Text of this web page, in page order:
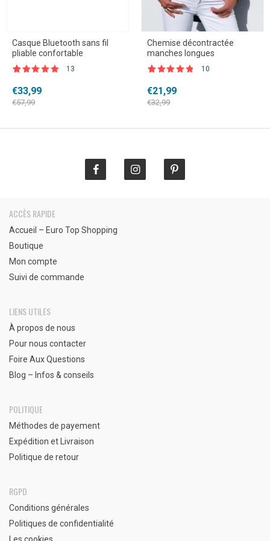
Casque Bluetooth sans fil
pliable confortable
basé sur
notations
client
13
€57,99
Le
prix
€33,99
Le
prix
Chemise décontractée
manches longues
basé sur
notations
client
10
€32,99
Le
prix
€21,99
Le
prix
ACCÈS RAPIDE
Accueil – Euro Top Shopping
Boutique
Mon compte
Suivi de commande
LIENS UTILES
À propos de nous
Pour nous contacter
Foire Aux Questions
Blog – Infos & conseils
POLITIQUE
Méthodes de payement
Expédition et Livraison
Politique de retour
RGPD
Conditions générales
Politiques de confidentialité